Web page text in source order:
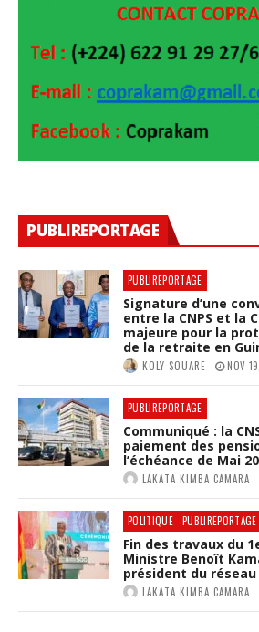
PUBLIREPORTAGE
PUBLIREPORTAGE
Signature d’une
entre la CNPS et la
majeure pour la
de la retraite en
KOLY SOUARE NOV
PUBLIREPORTAGE
Communiqué : la
paiement des
l’échéance de Mai
LAKATA KIMBA CAMARA
POLITIQUE PUBLIREPORTAGE
Fin des travaux du
Ministre Benoît
président du réseau
LAKATA KIMBA CAMARA